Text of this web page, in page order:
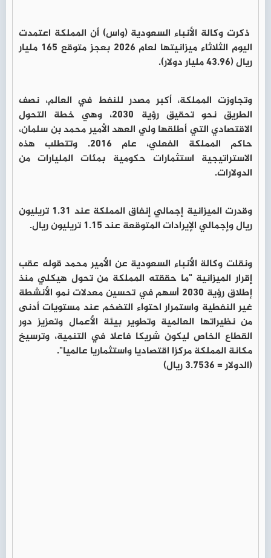
ذكرت وكالة الأنباء السعودية (واس) أن المملكة اعتمدت
اليوم الثلاثاء ميزانيتها لعام 2026 بعجز متوقع 165 مليار
ريال (43.96 مليار دولار).
وتجاوزت المملكة، أكبر مصدر للنفط في العالم، نصف
الطريق نحو تحقيق رؤية 2030، وهي خطة التحول
الاقتصادي التي أطلقها ولي العهد الأمير محمد بن سلمان،
حاكم المملكة الفعلي، عام 2016. وتتطلب هذه
الاستراتيجية استثمارات حكومية بمئات المليارات من
الدولارات.
وقدرت الميزانية إجمالي إنفاق المملكة عند 1.31 تريليون
ريال وإجمالي الإيرادات المتوقعة عند 1.15 تريليون ريال.
ونقلت وكالة الأنباء السعودية عن الأمير محمد قوله عقب
إقرار الميزانية "ما حققته المملكة من تحول هيكلي منذ
إطلاق رؤية 2030 أسهم في تحسين معدلات نمو الأنشطة
غير النفطية واستمرار احتواء التضخم عند مستويات أدنى
من نظيراتها العالمية وتطوير بيئة الأعمال وتعزيز دور
القطاع الخاص ليكون شريكا فاعلا في التنمية، وترسيخ
مكانة المملكة مركزا اقتصاديا واستثماريا عالميا".
(الدولار = 3.7536 ريال)